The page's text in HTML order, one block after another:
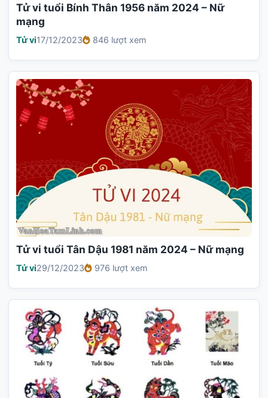
Tử vi tuổi Bính Thân 1956 năm 2024 – Nữ
mạng
Tử vi17/12/2023 846 lượt xem
Tử vi tuổi Tân Dậu 1981 năm 2024 – Nữ mạng
Tử vi29/12/2023 976 lượt xem